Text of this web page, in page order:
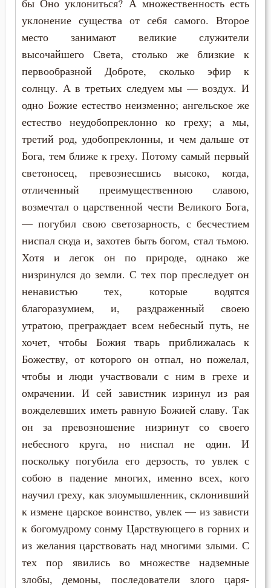
Монастырь
Монах
Мудрость
Мученичество
Надежда
Наслаждение
Насмешка
Ненависть
Обида
Оскорбление
Осуждение
Падение
Память
Печаль по Богу
Плоть
Подвижничество
Подготовка к смерти
Никита Стифат
Никодим Святогорец
Николай Сербский
Никон Оптинский (Беляев)
Нил Синайский
Нил Сорский
Паисий (Величковский)
Петр Московский
Пимен Великий
Поликарп Смирнский
Серафим Саровский
Силуан Афонский
Симеон Благоговейный
Симеон Новый Богослов
Симеон Солунский
Тихон Задонский
Феогност
Феодор Студит
бы Оно уклониться? А множественность есть
уклонение существа от себя самого. Второе
место занимают великие служители
высочайшего Света, столько же близкие к
первообразной Доброте, сколько эфир к
солнцу. А в третьих следуем мы — воздух. И
одно Божие естество неизменно; ангельское же
естество неудобопреклонно ко греху; а мы,
третий род, удобопреклонны, и чем дальше от
Бога, тем ближе к греху. Потому самый первый
светоносец, превознесшись высоко, когда,
отличенный преимущественною славою,
возмечтал о царственной чести Великого Бога,
— погубил свою светозарность, с бесчестием
ниспал сюда и, захотев быть богом, стал тьмою.
Хотя и легок он по природе, однако же
низринулся до земли. С тех пор преследует он
ненавистью тех, которые водятся
благоразумием, и, раздраженный своею
утратою, преграждает всем небесный путь, не
хочет, чтобы Божия тварь приближалась к
Божеству, от которого он отпал, но пожелал,
чтобы и люди участвовали с ним в грехе и
омрачении. И сей завистник изринул из рая
вожделевших иметь равную Божией славу. Так
он за превозношение низринут со своего
небесного круга, но ниспал не один. И
поскольку погубила его дерзость, то увлек с
собою в падение многих, именно всех, кого
научил греху, как злоумышленник, склонивший
к измене царское воинство, увлек — из зависти
к богомудрому сонму Царствующего в горних и
из желания царствовать над многими злыми. С
тех пор явились во множестве надземные
злобы, демоны, последователи злого царя-